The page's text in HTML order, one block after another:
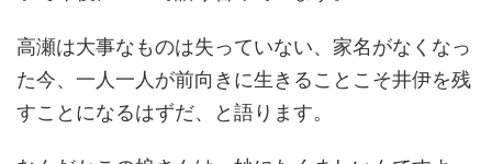
高瀬は大事なものは失っていない、家名がなくなっ
た今、一人一人が前向きに生きることこそ井伊を残
すことになるはずだ、と語ります。